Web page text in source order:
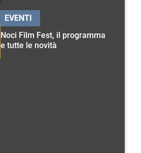
Noci Film Fest, il programma
e tutte le novità
EVENTI